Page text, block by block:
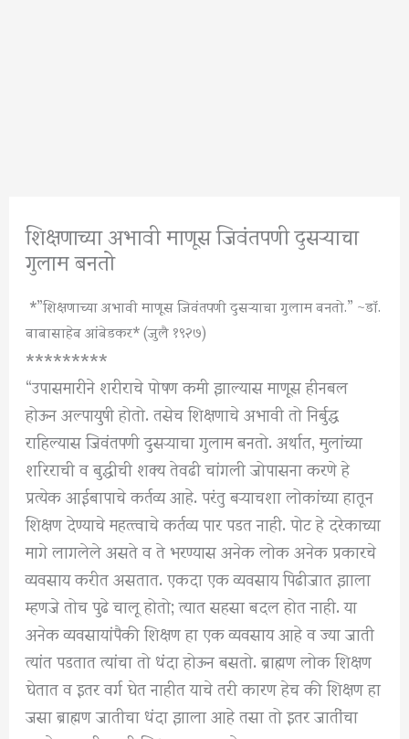
शिक्षणाच्या अभावी माणूस जिवंतपणी दुसऱ्याचा
गुलाम बनतो
*”शिक्षणाच्या अभावी माणूस जिवंतपणी दुसऱ्याचा गुलाम बनतो.” ~डॉ.
बाबासाहेब आंबेडकर* (जुलै १९२७)
*********
“उपासमारीने शरीराचे पोषण कमी झाल्यास माणूस हीनबल
होऊन अल्पायुषी होतो. तसेच शिक्षणाचे अभावी तो निर्बुद्ध
राहिल्यास जिवंतपणी दुसऱ्याचा गुलाम बनतो. अर्थात, मुलांच्या
शरिराची व बुद्धीची शक्य तेवढी चांगली जोपासना करणे हे
प्रत्येक आईबापाचे कर्तव्य आहे. परंतु बऱ्याचशा लोकांच्या हातून
शिक्षण देण्याचे महत्त्वाचे कर्तव्य पार पडत नाही. पोट हे दरेकाच्या
मागे लागलेले असते व ते भरण्यास अनेक लोक अनेक प्रकारचे
व्यवसाय करीत असतात. एकदा एक व्यवसाय पिढीजात झाला
म्हणजे तोच पुढे चालू होतो; त्यात सहसा बदल होत नाही. या
अनेक व्यवसायांपैकी शिक्षण हा एक व्यवसाय आहे व ज्या जाती
त्यांत पडतात त्यांचा तो धंदा होऊन बसतो. ब्राह्मण लोक शिक्षण
घेतात व इतर वर्ग घेत नाहीत याचे तरी कारण हेच की शिक्षण हा
जसा ब्राह्मण जातीचा धंदा झाला आहे तसा तो इतर जातींचा